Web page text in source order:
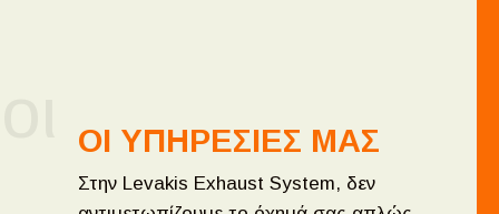
ΟΙ ΥΠΗΡΕΣΙΕΣ ΜΑΣ
Στην Levakis Exhaust System, δεν